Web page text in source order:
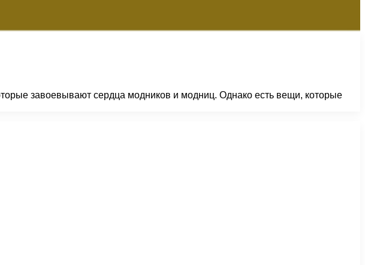
завоевывают сердца модников и модниц. Однако есть вещи, которые